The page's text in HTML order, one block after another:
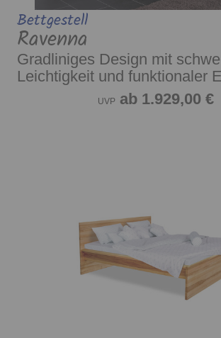
Bettgestell
Ravenna
Gradliniges Design mit
Leichtigkeit und funktionaler
UVP ab 1.929,00 €